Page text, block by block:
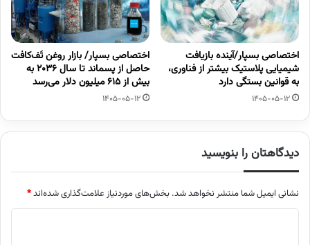
اختصاصی بسپار/آینده بازیافت
شیمیایی پلاستیک بیشتر از فناوری،
به قوانین بستگی دارد
1405-05-12
اختصاصی بسپار/ بازار روغن تَف‌کافت
حاصل از پسماند تا سال ۲۰۳۶ به
بیش از ۶۱۵ میلیون دلار می‌رسد
1405-05-12
دیدگاهتان را بنویسید
نشانی ایمیل شما منتشر نخواهد شد. بخش‌های موردنیاز علامت‌گذاری شده‌اند*